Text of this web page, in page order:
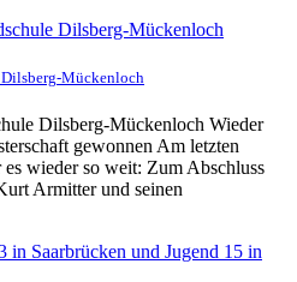
Mückenloch
Dilsberg-Mückenloch Wieder
gewonnen Am letzten
wieder so weit: Zum Abschluss
Armitter und seinen